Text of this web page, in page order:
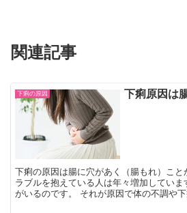
関連記事
下痢の原因 下痢原因は
下痢の原因は腸に穴があく（腸もれ）こと
ラブルを抱えている人は年々増加してい
がいるのです。 それが原因で体の不調や